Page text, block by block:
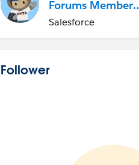
Forums Member
(Inactive)
Salesforce
Follower